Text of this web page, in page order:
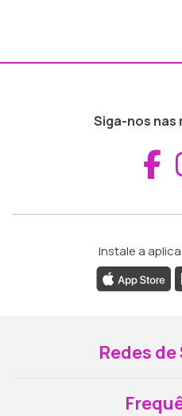
Siga-nos nas
Instale a
Redes